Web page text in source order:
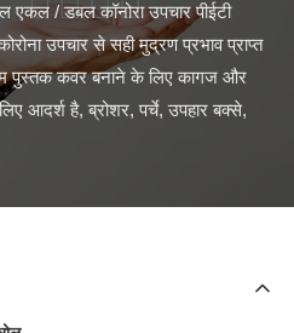
/ डबल कॉनोरा उपचार पीईटी
उपचार से सही मुद्रण प्रभाव प्राप्त
पुस्तक कवर बनाने के लिए कागज और
आदर्श है, ब्रोशर, पर्चे, उपहार बक्से,